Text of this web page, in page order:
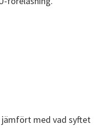
med vad syftet